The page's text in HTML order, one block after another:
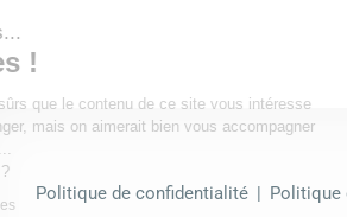
Politique de confidentialité | Politique
!
avant de vous déranger, mais on
bien vous accompagner pendant votre
pour vous ?
cookies